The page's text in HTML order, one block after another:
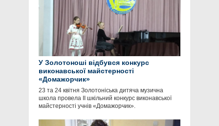
У Золотоноші відбувся конкурс
виконавської майстерності
«Домажорчик»
23 та 24 квітня Золотоніська дитяча музична
школа провела II шкільний конкурс виконавської
майстерності учнів «Домажорчик».